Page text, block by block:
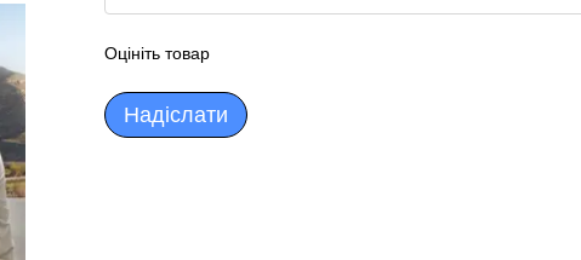
Оцініть товар
Надіслати